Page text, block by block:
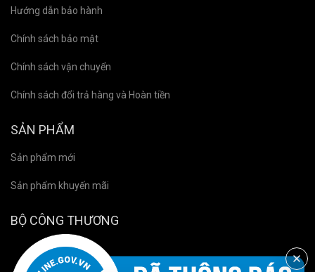
Hướng dẫn bảo hành
Chính sách bảo mật
Chính sách vận chuyển
Chính sách đổi trả hàng và Hoàn tiền
SẢN PHẨM
Sản phẩm mới
Sản phẩm khuyến mãi
BỘ CÔNG THƯƠNG